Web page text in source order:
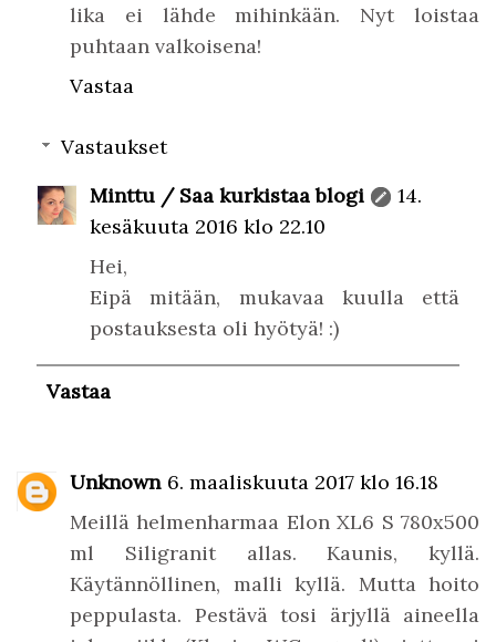
lika ei lähde mihinkään. Nyt loistaa
puhtaan valkoisena!
Vastaa
Vastaukset
Minttu / Saa kurkistaa blogi
14.
kesäkuuta 2016 klo 22.10
Hei,
Eipä mitään, mukavaa kuulla että
postauksesta oli hyötyä! :)
Vastaa
Unknown 6. maaliskuuta 2017 klo 16.18
Meillä helmenharmaa Elon XL6 S 780x500
ml Siligranit allas. Kaunis, kyllä.
Käytännöllinen, malli kyllä. Mutta hoito
peppulasta. Pestävä tosi ärjyllä aineella